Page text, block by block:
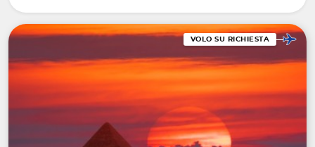
VOLO SU RICHIESTA